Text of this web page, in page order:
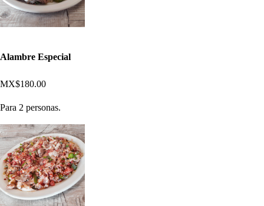
Alambre Especial
MX$180.00
Para 2 personas.